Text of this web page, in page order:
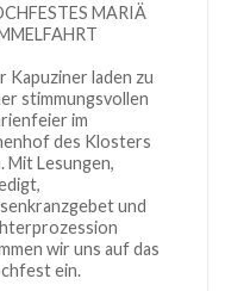
MARIÄ
Kapuziner laden zu
stimmungsvollen
im
des Klosters
Mit Lesungen,
und
wir uns auf das
ein.